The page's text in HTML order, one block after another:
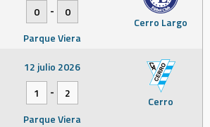
Cerro Largo
0
-
0
Parque Viera
Cerro
12 julio 2026
1
-
2
Parque Viera